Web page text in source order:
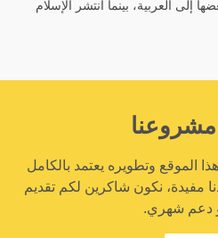
إلى العربية، بينما انتشر الإسلام
مشروعنا
الموقع وتطويره يعتمد بالكامل
مفيدة، نكون شاكرين لكم تقديم
دعم شهري.